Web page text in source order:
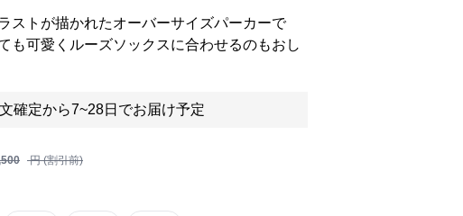
ストが描かれたオーバーサイズパーカーで
も可愛くルーズソックスに合わせるのもおし
確定から7~28日でお届け予定
円 (割引前)